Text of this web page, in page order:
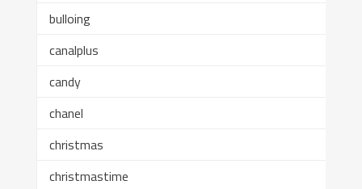
bulloing
canalplus
candy
chanel
christmas
christmastime